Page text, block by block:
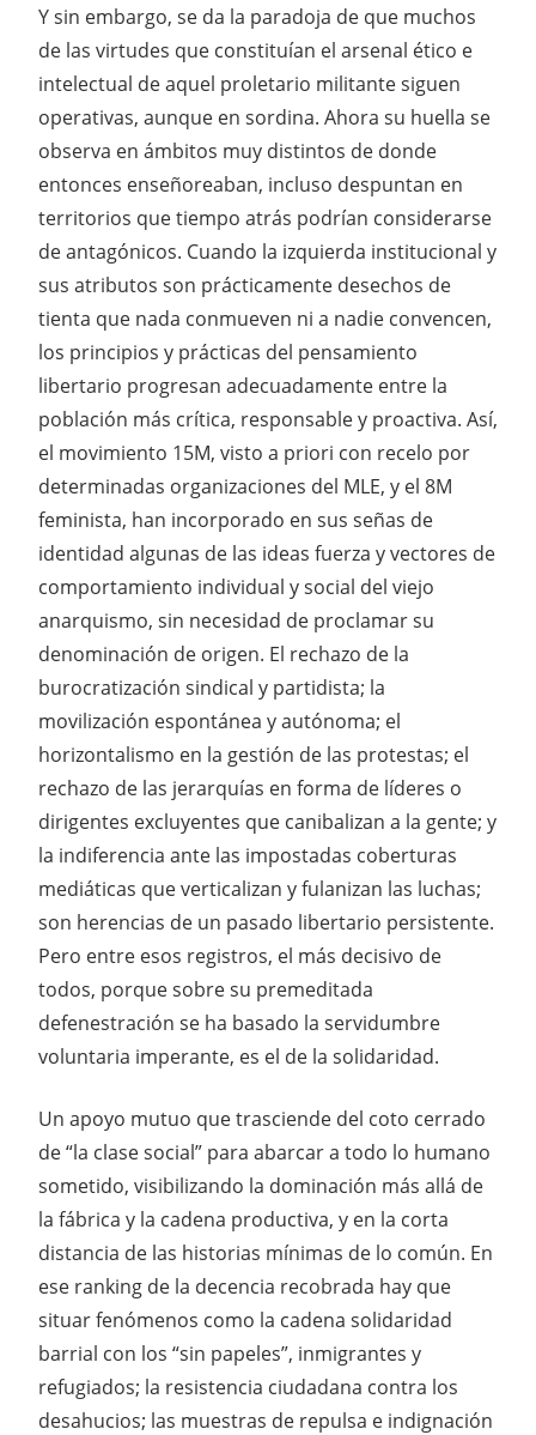
Y sin embargo, se da la paradoja de que muchos
de las virtudes que constituían el arsenal ético e
intelectual de aquel proletario militante siguen
operativas, aunque en sordina. Ahora su huella se
observa en ámbitos muy distintos de donde
entonces enseñoreaban, incluso despuntan en
territorios que tiempo atrás podrían considerarse
de antagónicos. Cuando la izquierda institucional y
sus atributos son prácticamente desechos de
tienta que nada conmueven ni a nadie convencen,
los principios y prácticas del pensamiento
libertario progresan adecuadamente entre la
población más crítica, responsable y proactiva. Así,
el movimiento 15M, visto a priori con recelo por
determinadas organizaciones del MLE, y el 8M
feminista, han incorporado en sus señas de
identidad algunas de las ideas fuerza y vectores de
comportamiento individual y social del viejo
anarquismo, sin necesidad de proclamar su
denominación de origen. El rechazo de la
burocratización sindical y partidista; la
movilización espontánea y autónoma; el
horizontalismo en la gestión de las protestas; el
rechazo de las jerarquías en forma de líderes o
dirigentes excluyentes que canibalizan a la gente; y
la indiferencia ante las impostadas coberturas
mediáticas que verticalizan y fulanizan las luchas;
son herencias de un pasado libertario persistente.
Pero entre esos registros, el más decisivo de
todos, porque sobre su premeditada
defenestración se ha basado la servidumbre
voluntaria imperante, es el de la solidaridad.
Un apoyo mutuo que trasciende del coto cerrado
de “la clase social” para abarcar a todo lo humano
sometido, visibilizando la dominación más allá de
la fábrica y la cadena productiva, y en la corta
distancia de las historias mínimas de lo común. En
ese ranking de la decencia recobrada hay que
situar fenómenos como la cadena solidaridad
barrial con los “sin papeles”, inmigrantes y
refugiados; la resistencia ciudadana contra los
desahucios; las muestras de repulsa e indignación